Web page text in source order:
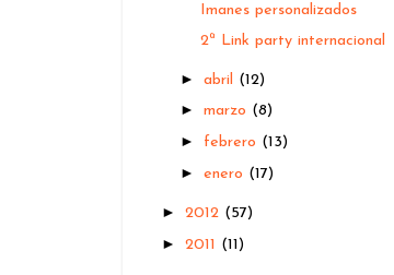
Imanes personalizados
2ª Link party internacional
►abril (12)
►marzo (8)
► febrero (13)
►enero (17)
► 2012 (57)
► 2011 (11)